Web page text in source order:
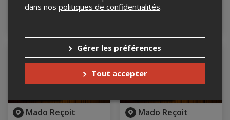
Cabaret Mado, Montréal,
17 décembre 2026, 21h00
Mado Reçoit Mado Reçoit
dans nos politiques de confidentialités.
Gérer les préférences
Tout accepter